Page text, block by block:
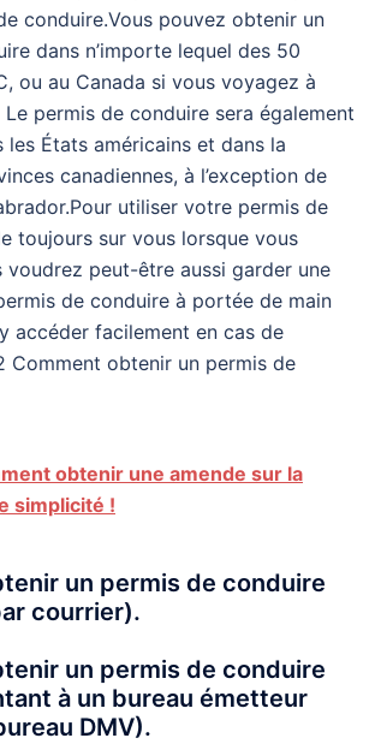
conduire.Vous pouvez obtenir un
dans n’importe lequel des 50
ou au Canada si vous voyagez à
permis de conduire sera également
les États américains et dans la
canadiennes, à l’exception de
utiliser votre permis de
toujours sur vous lorsque vous
voudrez peut-être aussi garder une
de conduire à portée de main
accéder facilement en cas de
Comment obtenir un permis de
obtenir une amende sur la
simplicité !
un permis de conduire
courrier).
un permis de conduire
à un bureau émetteur
DMV).